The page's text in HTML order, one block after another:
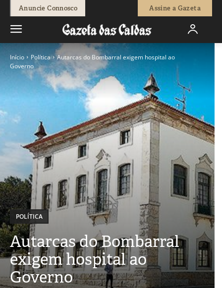
Anuncie Connosco Assine a Gazeta
Início Política
Autarcas do Bombarral exigem hospital ao
Governo
POLÍTICA
Autarcas do Bombarral
exigem hospital ao
Governo